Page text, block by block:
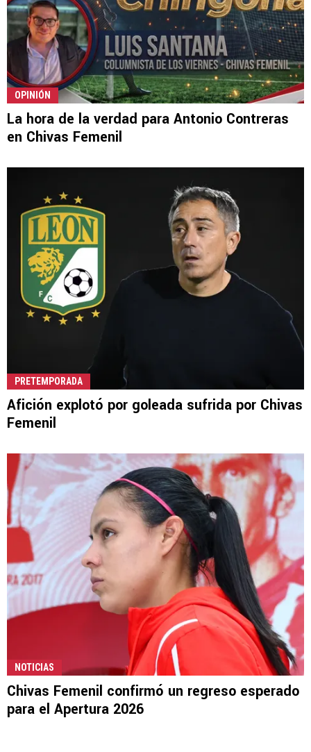
OPINIÓN
La hora de la verdad para Antonio Contreras
en Chivas Femenil
PRETEMPORADA
Afición explotó por goleada sufrida por Chivas
Femenil
NOTICIAS
Chivas Femenil confirmó un regreso esperado
para el Apertura 2026